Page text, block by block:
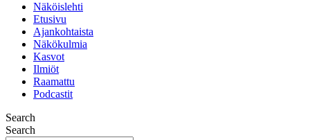
Näköislehti
Etusivu
Ajankohtaista
Näkökulmia
Kasvot
Ilmiöt
Raamattu
Podcastit
Search
Search